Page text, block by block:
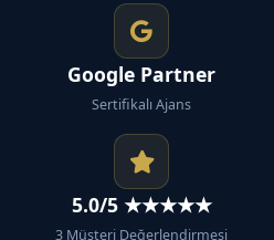
Google Partner
Sertifikalı Ajans
5.0/5 ★★★★★
3 Müşteri Değerlendirmesi